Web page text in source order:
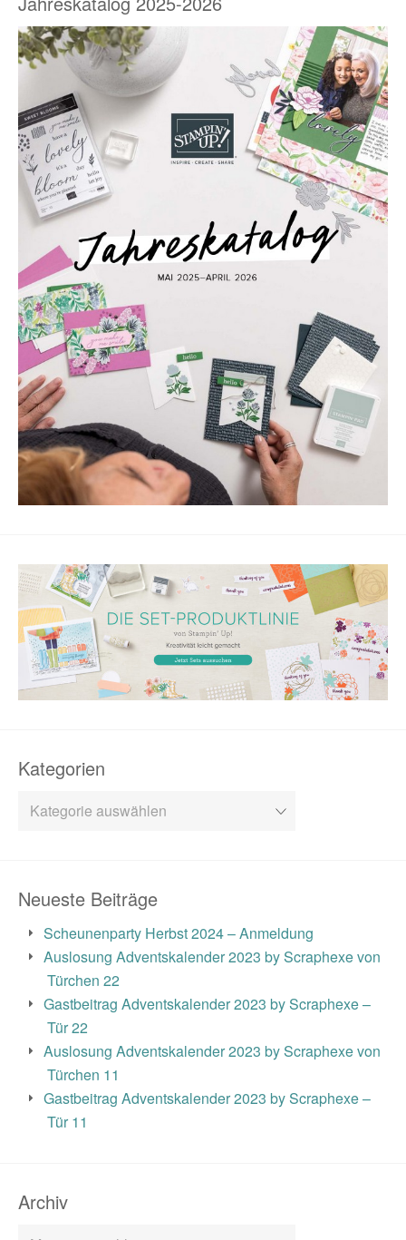
Kategorien
Kategorien
Neueste Beiträge
Scheunenparty Herbst 2024 – Anmeldung
Auslosung Adventskalender 2023 by Scraphexe von
Türchen 22
Gastbeitrag Adventskalender 2023 by Scraphexe –
Tür 22
Auslosung Adventskalender 2023 by Scraphexe von
Türchen 11
Gastbeitrag Adventskalender 2023 by Scraphexe –
Tür 11
Archiv
Archiv